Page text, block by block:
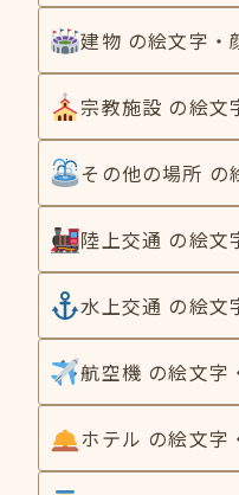
建物 の絵文字・
宗教施設 の絵文
その他の場所 の
陸上交通 の絵文
水上交通 の絵文
航空機 の絵文字
ホテル の絵文字